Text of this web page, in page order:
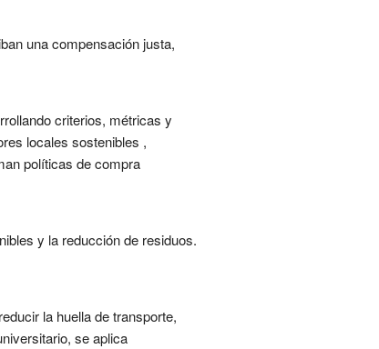
una compensación justa,
criterios, métricas y
locales sostenibles ,
políticas de compra
y la reducción de residuos.
la huella de transporte,
se aplica